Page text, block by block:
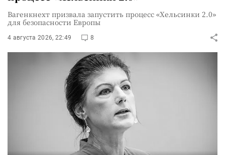
Вагенкнехт призвала запустить процесс «Хельсинки 2.0»
для безопасности Европы
4 августа 2026, 22:49 8